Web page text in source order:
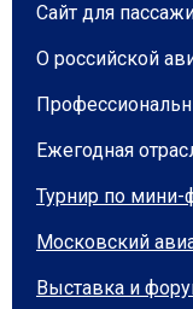
Сайт для
О российской
Ежегодная
Турнир по мини-
Московский
Выставка и